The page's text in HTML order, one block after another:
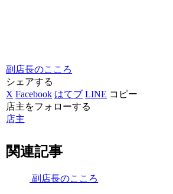
副店長のこころ
シェアする
X Facebook はてブ LINE コピー
店主をフォローする
店主
関連記事
副店長のこころ